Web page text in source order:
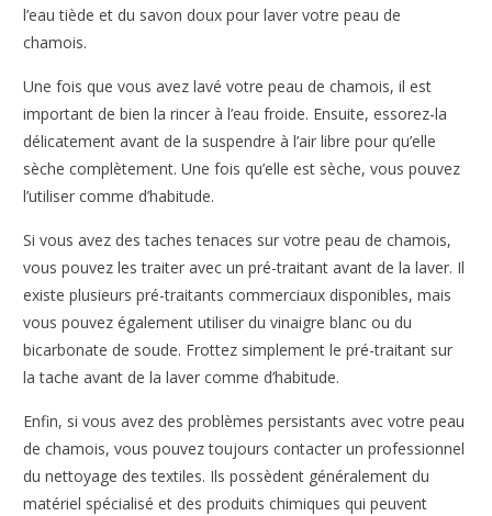
l’eau tiède et du savon doux pour laver votre peau de
chamois.
Une fois que vous avez lavé votre peau de chamois, il est
important de bien la rincer à l’eau froide. Ensuite, essorez-la
délicatement avant de la suspendre à l’air libre pour qu’elle
sèche complètement. Une fois qu’elle est sèche, vous pouvez
l’utiliser comme d’habitude.
Si vous avez des taches tenaces sur votre peau de chamois,
vous pouvez les traiter avec un pré-traitant avant de la laver. Il
existe plusieurs pré-traitants commerciaux disponibles, mais
vous pouvez également utiliser du vinaigre blanc ou du
bicarbonate de soude. Frottez simplement le pré-traitant sur
la tache avant de la laver comme d’habitude.
Enfin, si vous avez des problèmes persistants avec votre peau
de chamois, vous pouvez toujours contacter un professionnel
du nettoyage des textiles. Ils possèdent généralement du
matériel spécialisé et des produits chimiques qui peuvent